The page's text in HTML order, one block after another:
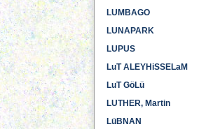
LUMBAGO
LUNAPARK
LUPUS
LuT ALEYHiSSELaM
LuT GöLü
LUTHER, Martin
LüBNAN